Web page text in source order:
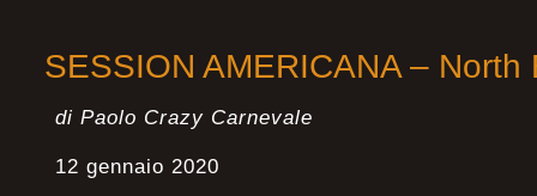
SESSION AMERICANA – North
di Paolo Crazy Carnevale
12 gennaio 2020